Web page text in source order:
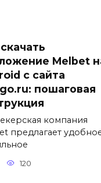
Melbet
с сайта
пошаговая
компания
предлагает
120